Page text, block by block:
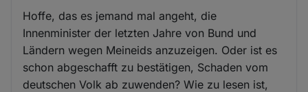
Hoffe, das es jemand mal angeht, die
Innenminister der letzten Jahre von Bund und
Ländern wegen Meineids anzuzeigen. Oder ist es
schon abgeschafft zu bestätigen, Schaden vom
deutschen Volk ab zuwenden? Wie zu lesen ist,